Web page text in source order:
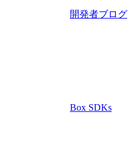
開発者ブログ
Box SDKs